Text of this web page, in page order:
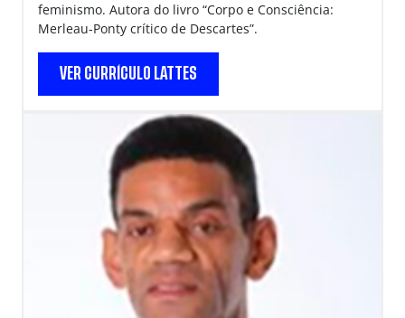
feminismo. Autora do livro “Corpo e Consciência:
Merleau-Ponty crítico de Descartes”.
VER CURRÍCULO LATTES